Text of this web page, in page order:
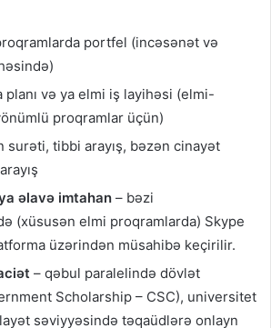
portfel (incəsənət və
planı və ya elmi iş layihəsi (elmi-
proqramlar üçün)
surəti, tibbi arayış, bəzən cinayət
əlavə imtahan – bəzi
(xüsusən elmi proqramlarda) Skype
üzərindən müsahibə keçirilir.
– qəbul paralelində dövlət
Scholarship – CSC), universitet
səviyyəsində təqaüdlərə onlayn